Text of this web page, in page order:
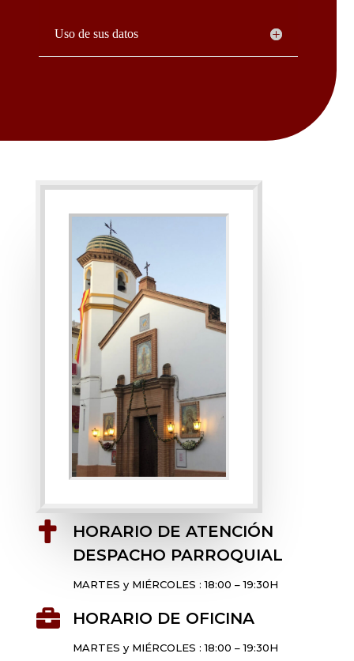
Uso de sus datos

HORARIO DE ATENCIÓN
DESPACHO PARROQUIAL
MARTES y MIÉRCOLES : 18:00 – 19:30H
 HORARIO DE OFICINA
MARTES y MIÉRCOLES : 18:00 – 19:30H